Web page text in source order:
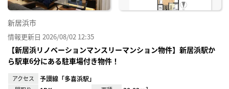
新居浜市
情報更新日 2026/08/02 12:35
【新居浜リノベーションマンスリーマンション物件】新居浜駅か
ら駅車6分にある駐車場付き物件！
アクセス 予讃線「多喜浜駅」